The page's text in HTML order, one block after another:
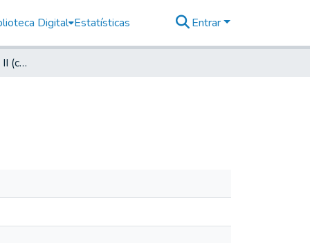
Digital Estatísticas Entrar
Flora Brasílica: Vol. XII, II (completo) Orchidaceas